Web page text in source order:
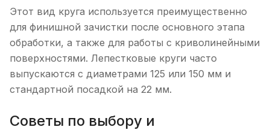
Этот вид круга используется преимущественно
для финишной зачистки после основного этапа
обработки, а также для работы с криволинейными
поверхностями. Лепестковые круги часто
выпускаются с диаметрами 125 или 150 мм и
стандартной посадкой на 22 мм.
Советы по выбору и